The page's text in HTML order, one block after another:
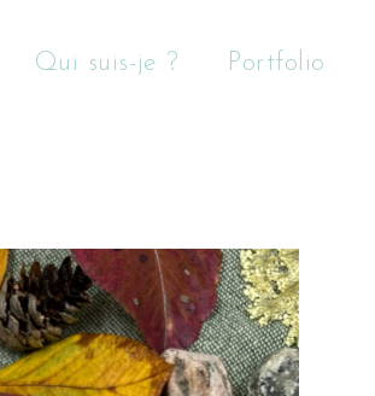
Qui suis-je ? Portfolio